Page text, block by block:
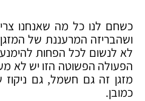
כשחם לנו כל מה שאנחנו
ושהבריזה המרעננת של
לא לנשום לכל הפחות
הפעולה הפשוטה הזו יש לא
מזגן זה גם חשמל, גם
כמובן.